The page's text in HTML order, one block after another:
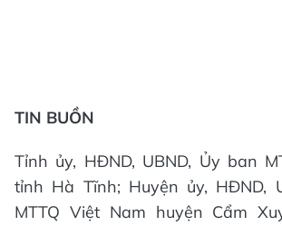
TIN BUỒN
Tỉnh ủy, HĐND, UBND, Ủy ban
tỉnh Hà Tĩnh; Huyện ủy, HĐND,
MTTQ Việt Nam huyện Cẩm